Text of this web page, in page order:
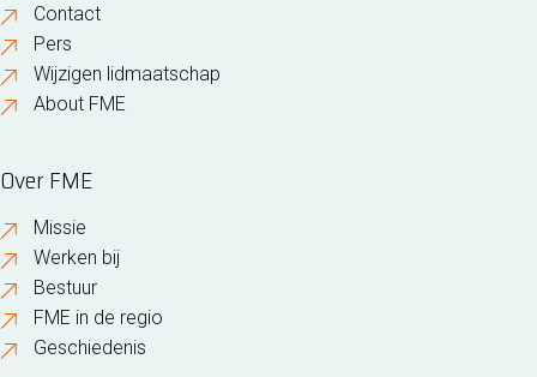
Contact
Pers
Wijzigen lidmaatschap
About FME
Over FME
Missie
Werken bij
Bestuur
FME in de regio
Geschiedenis